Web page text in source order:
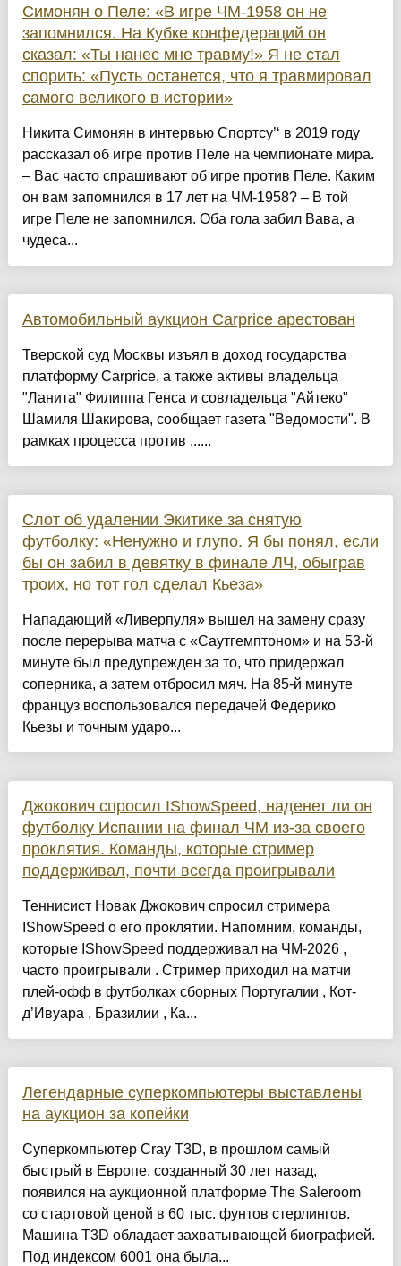
Симонян о Пеле: «В игре ЧМ-1958 он не
запомнился. На Кубке конфедераций он
сказал: «Ты нанес мне травму!» Я не стал
спорить: «Пусть останется, что я травмировал
самого великого в истории»
Никита Симонян в интервью Спортсу’‘ в 2019 году
рассказал об игре против Пеле на чемпионате мира.
– Вас часто спрашивают об игре против Пеле. Каким
он вам запомнился в 17 лет на ЧМ-1958? – В той
игре Пеле не запомнился. Оба гола забил Вава, а
чудеса...
Автомобильный аукцион Carprice арестован
Тверской суд Москвы изъял в доход государства
платформу Carprice, а также активы владельца
"Ланита" Филиппа Генса и совладельца "Айтеко"
Шамиля Шакирова, сообщает газета "Ведомости". В
рамках процесса против ......
Слот об удалении Экитике за снятую
футболку: «Ненужно и глупо. Я бы понял, если
бы он забил в девятку в финале ЛЧ, обыграв
троих, но тот гол сделал Кьеза»
Нападающий «Ливерпуля» вышел на замену сразу
после перерыва матча с «Саутгемптоном» и на 53-й
минуте был предупрежден за то, что придержал
соперника, а затем отбросил мяч. На 85-й минуте
француз воспользовался передачей Федерико
Кьезы и точным ударо...
Джокович спросил IShowSpeed, наденет ли он
футболку Испании на финал ЧМ из-за своего
проклятия. Команды, которые стример
поддерживал, почти всегда проигрывали
Теннисист Новак Джокович спросил стримера
IShowSpeed о его проклятии. Напомним, команды,
которые IShowSpeed поддерживал на ЧМ-2026 ,
часто проигрывали . Стример приходил на матчи
плей-офф в футболках сборных Португалии , Кот-
д’Ивуара , Бразилии , Ка...
Легендарные суперкомпьютеры выставлены
на аукцион за копейки
Суперкомпьютер Cray T3D, в прошлом самый
быстрый в Европе, созданный 30 лет назад,
появился на аукционной платформе The Saleroom
со стартовой ценой в 60 тыс. фунтов стерлингов.
Машина T3D обладает захватывающей биографией.
Под индексом 6001 она была...